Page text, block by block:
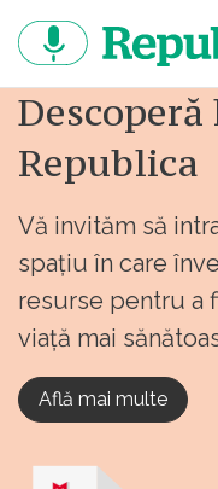
continut
Republica
Vă invităm să
spațiu în care
resurse pentru a
viață mai
Află mai multe